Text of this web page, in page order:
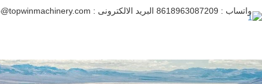
واتساب : البريد الالكترونى :